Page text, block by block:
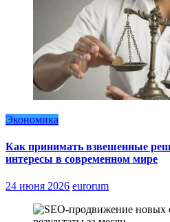
Экономика
Как принимать взвешенные
интересы в современном мире
24 июня 2026 eurorum